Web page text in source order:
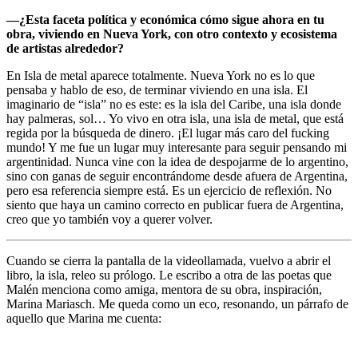
—¿Esta faceta política y económica cómo sigue ahora en tu
obra, viviendo en Nueva York, con otro contexto y ecosistema
de artistas alrededor?
En Isla de metal aparece totalmente. Nueva York no es lo que
pensaba y hablo de eso, de terminar viviendo en una isla. El
imaginario de “isla” no es este: es la isla del Caribe, una isla donde
hay palmeras, sol… Yo vivo en otra isla, una isla de metal, que está
regida por la búsqueda de dinero. ¡El lugar más caro del fucking
mundo! Y me fue un lugar muy interesante para seguir pensando mi
argentinidad. Nunca vine con la idea de despojarme de lo argentino,
sino con ganas de seguir encontrándome desde afuera de Argentina,
pero esa referencia siempre está. Es un ejercicio de reflexión. No
siento que haya un camino correcto en publicar fuera de Argentina,
creo que yo también voy a querer volver.
Cuando se cierra la pantalla de la videollamada, vuelvo a abrir el
libro, la isla, releo su prólogo. Le escribo a otra de las poetas que
Malén menciona como amiga, mentora de su obra, inspiración,
Marina Mariasch. Me queda como un eco, resonando, un párrafo de
aquello que Marina me cuenta: